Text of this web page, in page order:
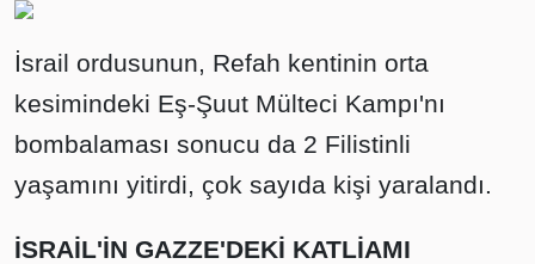
İsrail ordusunun, Refah kentinin orta
kesimindeki Eş-Şuut Mülteci Kampı'nı
bombalaması sonucu da 2 Filistinli
yaşamını yitirdi, çok sayıda kişi yaralandı.
İSRAİL'İN GAZZE'DEKİ KATLİAMI